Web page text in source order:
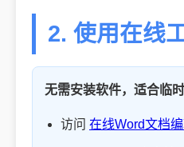
2. 使用在线
无需安装软件，适合临时
访问 在线Word文档